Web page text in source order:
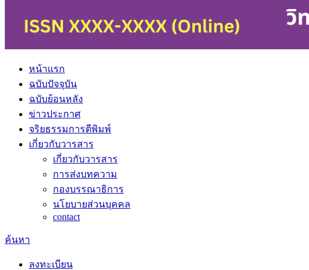
หน้าแรก
ฉบับปัจจุบัน
ฉบับย้อนหลัง
ข่าวประกาศ
จริยธรรมการตีพิมพ์
เกี่ยวกับวารสาร
เกี่ยวกับวารสาร
การส่งบทความ
กองบรรณาธิการ
นโยบายส่วนบุคคล
contact
ค้นหา
ลงทะเบียน